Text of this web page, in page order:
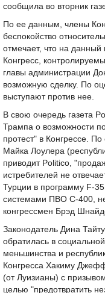
сообщила во вторник
По ее данным, члены
беспокойство
отмечает, что на
Конгресс,
главы администрации
возможную сделку. По
выступают против нее.
В свою очередь газета
Трампа о возможности
протест" в Конгрессе.
Майка Лоулера
приводит Politico,
истребителей не
Турции в программу F-
системами ПВО С-400,
конгрессмен Брэд
Законодатель Дина
обратилась в
меньшинства и
Конгресса Хакиму
(от Луизианы) с
целью "предотвратить